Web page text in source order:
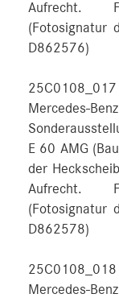
Aufrecht.
(Fotosignatur
D862576)
25C0108_017
Mercedes-
E 60 AMG
der
Aufrecht.
(Fotosignatur
D862578)
25C0108_018
Mercedes-